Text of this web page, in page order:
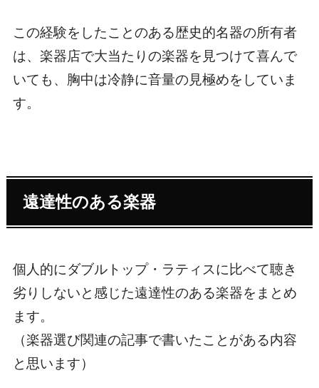
この経験をしたことのある歴史的名器の所有者
は、楽器店で大当たりの楽器を見つけて喜んで
いても、胸中は冷静に音量の見極めをしていま
す。
遠達性のある楽器
個人的にダブルトップ・ラティスに比べて聴き
劣りしないと感じた遠達性のある楽器をまとめ
ます。
（楽器選び関連の記事で書いたことがある内容
と思います）